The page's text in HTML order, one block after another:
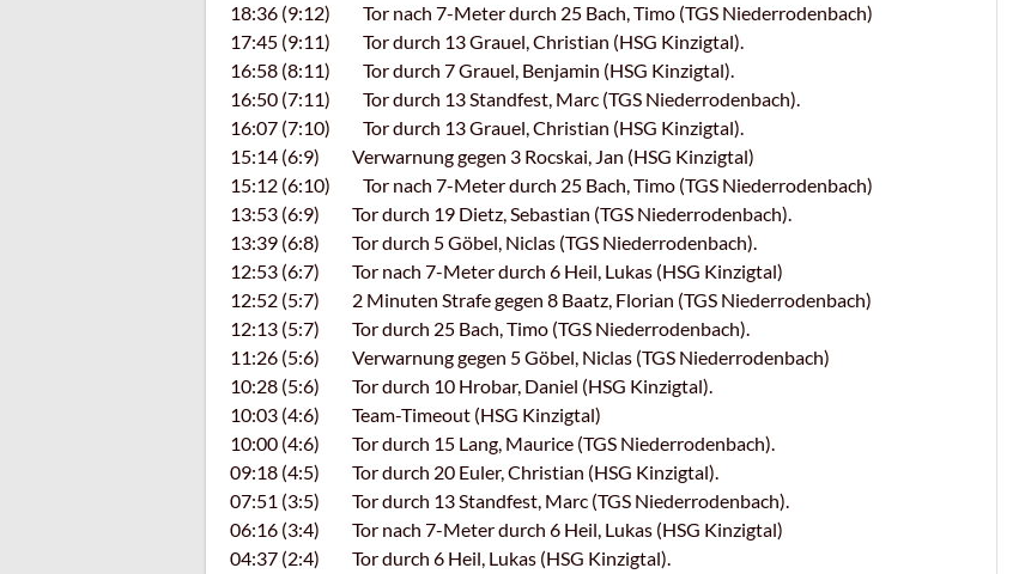
18:36 (9:12) Tor nach 7-Meter durch 25 Bach, Timo (TGS Niederrodenbach)
17:45 (9:11) Tor durch 13 Grauel, Christian (HSG Kinzigtal).
16:58 (8:11) Tor durch 7 Grauel, Benjamin (HSG Kinzigtal).
16:50 (7:11) Tor durch 13 Standfest, Marc (TGS Niederrodenbach).
16:07 (7:10) Tor durch 13 Grauel, Christian (HSG Kinzigtal).
15:14 (6:9) Verwarnung gegen 3 Rocskai, Jan (HSG Kinzigtal)
15:12 (6:10) Tor nach 7-Meter durch 25 Bach, Timo (TGS Niederrodenbach)
13:53 (6:9) Tor durch 19 Dietz, Sebastian (TGS Niederrodenbach).
13:39 (6:8) Tor durch 5 Göbel, Niclas (TGS Niederrodenbach).
12:53 (6:7) Tor nach 7-Meter durch 6 Heil, Lukas (HSG Kinzigtal)
12:52 (5:7) 2 Minuten Strafe gegen 8 Baatz, Florian (TGS Niederrodenbach)
12:13 (5:7) Tor durch 25 Bach, Timo (TGS Niederrodenbach).
11:26 (5:6) Verwarnung gegen 5 Göbel, Niclas (TGS Niederrodenbach)
10:28 (5:6) Tor durch 10 Hrobar, Daniel (HSG Kinzigtal).
10:03 (4:6) Team-Timeout (HSG Kinzigtal)
10:00 (4:6) Tor durch 15 Lang, Maurice (TGS Niederrodenbach).
09:18 (4:5) Tor durch 20 Euler, Christian (HSG Kinzigtal).
07:51 (3:5) Tor durch 13 Standfest, Marc (TGS Niederrodenbach).
06:16 (3:4) Tor nach 7-Meter durch 6 Heil, Lukas (HSG Kinzigtal)
04:37 (2:4) Tor durch 6 Heil, Lukas (HSG Kinzigtal).